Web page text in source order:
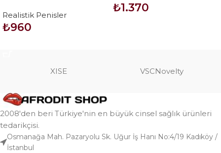
Realistik Penisler
₺960
₺1.370
XISE VSCNovelty
2008'den beri Türkiye'nin en büyük cinsel sağlık ürünleri
tedarikçisi.
Osmanağa Mah. Pazaryolu Sk. Uğur İş Hanı No:4/19 Kadıköy /
İstanbul